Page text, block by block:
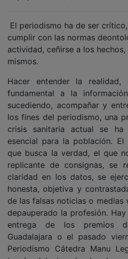
cumplir con las normas
actividad, ceñirse a los hechos,
mismos.
fundamental a la
sucediendo, acompañar y
los fines del periodismo, una
crisis sanitaria actual se
esencial para la población. El
que busca la verdad, el que
replicante de consignas, se
claridad en los datos, se
honesta, objetiva y
de las falsas noticias o medias
depauperado la profesión.
entrega de los premios
Guadalajara o el pasado
Periodismo Cátedra Manu
través del ejemplo de los